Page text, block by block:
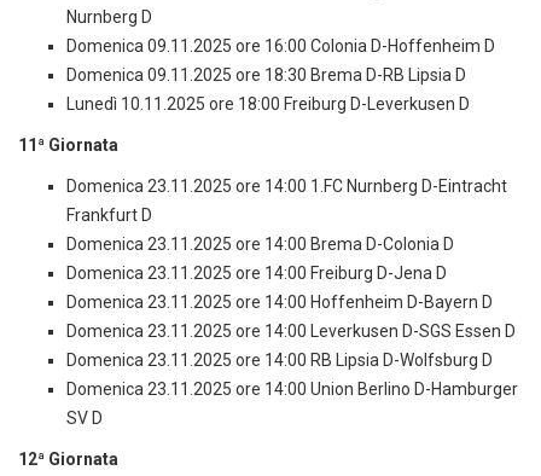
Nurnberg D
Domenica 09.11.2025 ore 16:00 Colonia D-Hoffenheim D
Domenica 09.11.2025 ore 18:30 Brema D-RB Lipsia D
Lunedì 10.11.2025 ore 18:00 Freiburg D-Leverkusen D
11ª Giornata
Domenica 23.11.2025 ore 14:00 1.FC Nurnberg D-Eintracht
Frankfurt D
Domenica 23.11.2025 ore 14:00 Brema D-Colonia D
Domenica 23.11.2025 ore 14:00 Freiburg D-Jena D
Domenica 23.11.2025 ore 14:00 Hoffenheim D-Bayern D
Domenica 23.11.2025 ore 14:00 Leverkusen D-SGS Essen D
Domenica 23.11.2025 ore 14:00 RB Lipsia D-Wolfsburg D
Domenica 23.11.2025 ore 14:00 Union Berlino D-Hamburger
SV D
12ª Giornata